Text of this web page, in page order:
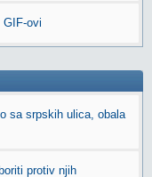
ovi
sa srpskih ulica, obala
protiv njih